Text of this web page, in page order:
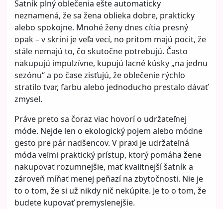
Šatník plný oblečenia ešte automaticky
neznamená, že sa žena oblieka dobre, prakticky
alebo spokojne. Mnohé ženy dnes cítia presný
opak – v skrini je veľa vecí, no pritom majú pocit, že
stále nemajú to, čo skutočne potrebujú. Často
nakupujú impulzívne, kupujú lacné kúsky „na jednu
sezónu“ a po čase zisťujú, že oblečenie rýchlo
stratilo tvar, farbu alebo jednoducho prestalo dávať
zmysel.
Práve preto sa čoraz viac hovorí o udržateľnej
móde. Nejde len o ekologický pojem alebo módne
gesto pre pár nadšencov. V praxi je udržateľná
móda veľmi praktický prístup, ktorý pomáha žene
nakupovať rozumnejšie, mať kvalitnejší šatník a
zároveň míňať menej peňazí na zbytočnosti. Nie je
to o tom, že si už nikdy nič nekúpite. Je to o tom, že
budete kupovať premyslenejšie.